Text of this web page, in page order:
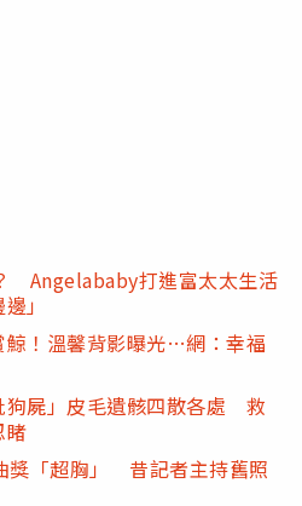
Angelababy打進富太太生活
」
鯨！溫馨背影曝光…網：幸福
狗屍」皮毛遺骸四散各處 救
睹
獎「超胸」 昔記者主持舊照